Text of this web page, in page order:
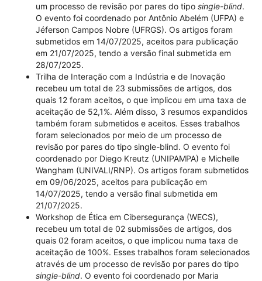
um processo de revisão por pares do tipo single-blind.
O evento foi coordenado por Antônio Abelém (UFPA) e
Jéferson Campos Nobre (UFRGS). Os artigos foram
submetidos em 14/07/2025, aceitos para publicação
em 21/07/2025, tendo a versão final submetida em
28/07/2025.
Trilha de Interação com a Indústria e de Inovação
recebeu um total de 23 submissões de artigos, dos
quais 12 foram aceitos, o que implicou em uma taxa de
aceitação de 52,1%. Além disso, 3 resumos expandidos
também foram submetidos e aceitos. Esses trabalhos
foram selecionados por meio de um processo de
revisão por pares do tipo single-blind. O evento foi
coordenado por Diego Kreutz (UNIPAMPA) e Michelle
Wangham (UNIVALI/RNP). Os artigos foram submetidos
em 09/06/2025, aceitos para publicação em
14/07/2025, tendo a versão final submetida em
21/07/2025.
Workshop de Ética em Cibersegurança (WECS),
recebeu um total de 02 submissões de artigos, dos
quais 02 foram aceitos, o que implicou numa taxa de
aceitação de 100%. Esses trabalhos foram selecionados
através de um processo de revisão por pares do tipo
single-blind. O evento foi coordenado por Maria